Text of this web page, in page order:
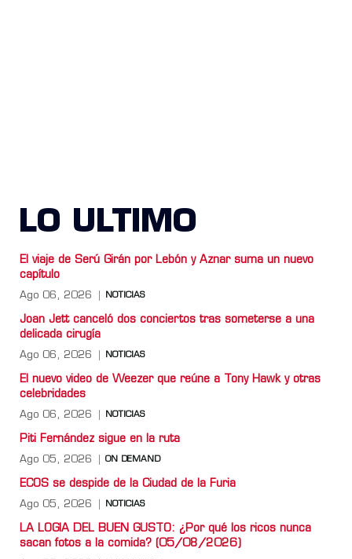
LO ULTIMO
El viaje de Serú Girán por Lebón y Aznar suma un nuevo
capítulo
Ago 06, 2026 NOTICIAS
Joan Jett canceló dos conciertos tras someterse a una
delicada cirugía
Ago 06, 2026 NOTICIAS
El nuevo video de Weezer que reúne a Tony Hawk y otras
celebridades
Ago 06, 2026 NOTICIAS
Piti Fernández sigue en la ruta
Ago 05, 2026 ON DEMAND
ECOS se despide de la Ciudad de la Furia
Ago 05, 2026 NOTICIAS
LA LOGIA DEL BUEN GUSTO: ¿Por qué los ricos nunca
sacan fotos a la comida? (05/08/2026)